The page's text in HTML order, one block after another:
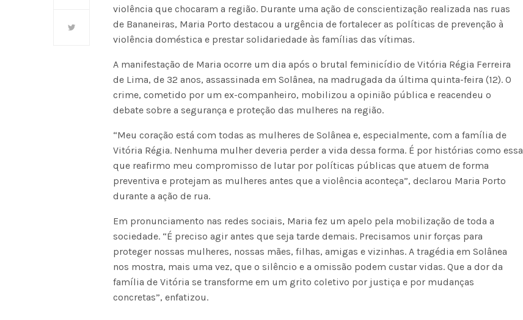
violência que chocaram a região. Durante uma ação de conscientização realizada nas ruas
de Bananeiras, Maria Porto destacou a urgência de fortalecer as políticas de prevenção à
violência doméstica e prestar solidariedade às famílias das vítimas.
A manifestação de Maria ocorre um dia após o brutal feminicídio de Vitória Régia Ferreira
de Lima, de 32 anos, assassinada em Solânea, na madrugada da última quinta-feira (12). O
crime, cometido por um ex-companheiro, mobilizou a opinião pública e reacendeu o
debate sobre a segurança e proteção das mulheres na região.
“Meu coração está com todas as mulheres de Solânea e, especialmente, com a família de
Vitória Régia. Nenhuma mulher deveria perder a vida dessa forma. É por histórias como essa
que reafirmo meu compromisso de lutar por políticas públicas que atuem de forma
preventiva e protejam as mulheres antes que a violência aconteça”, declarou Maria Porto
durante a ação de rua.
Em pronunciamento nas redes sociais, Maria fez um apelo pela mobilização de toda a
sociedade. “É preciso agir antes que seja tarde demais. Precisamos unir forças para
proteger nossas mulheres, nossas mães, filhas, amigas e vizinhas. A tragédia em Solânea
nos mostra, mais uma vez, que o silêncio e a omissão podem custar vidas. Que a dor da
família de Vitória se transforme em um grito coletivo por justiça e por mudanças
concretas”, enfatizou.